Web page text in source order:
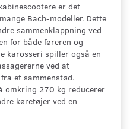
er det
Bach-modeller. Dette
sammenklappning ved
for både føreren og
karosseri spiller også en
ved at
et sammenstød.
omkring 270 kg reducerer
køretøjer ved en